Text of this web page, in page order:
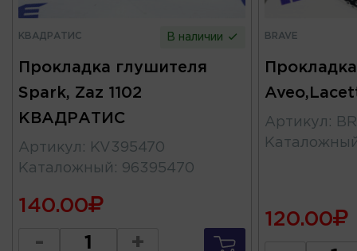
КВАДРАТИС В наличии
Прокладка глушителя
Spark, Zaz 1102
КВАДРАТИС
Артикул :
KV395470
Каталожный : 96395470
140.00
- +
BRAVE
Артикул :
120.00